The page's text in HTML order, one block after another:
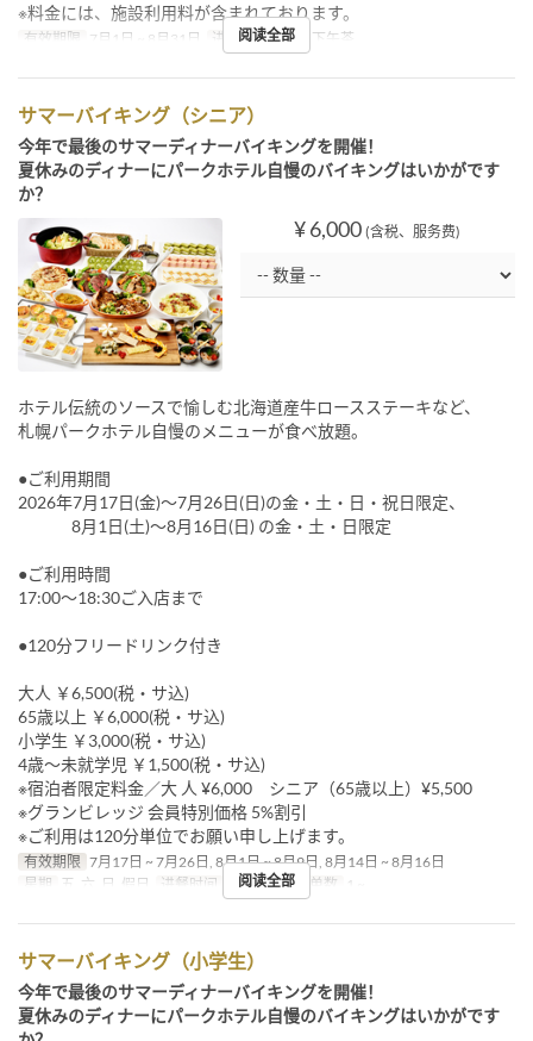
※料金には、施設利用料が含まれております。
有效期限 7月1日 ~ 8月31日 进餐时间 午餐, 下午茶
阅读全部
サマーバイキング（シニア）
今年で最後のサマーディナーバイキングを開催！
夏休みのディナーにパークホテル自慢のバイキングはいかがです
か？
¥ 6,000 (含税、服务费)
ホテル伝統のソースで愉しむ北海道産牛ロースステーキなど、
札幌パークホテル自慢のメニューが食べ放題。
●ご利用期間
2026年7月17日(金)～7月26日(日)の金・土・日・祝日限定、
8月1日(土)～8月16日(日) の金・土・日限定
●ご利用時間
17:00～18:30ご入店まで
●120分フリードリンク付き
大人 ￥6,500(税・サ込)
65歳以上 ￥6,000(税・サ込)
小学生 ￥3,000(税・サ込)
4歳～未就学児 ￥1,500(税・サ込)
※宿泊者限定料金／大 人 ¥6,000 シニア（65歳以上）¥5,500
※グランビレッジ 会員特別価格 5%割引
※ご利用は120分単位でお願い申し上げます。
有效期限 7月17日 ~ 7月26日, 8月1日 ~ 8月9日, 8月14日 ~ 8月16日
星期
五, 六, 日, 假日 进餐时间 晚餐 最大下单数 1 ~
阅读全部
サマーバイキング（小学生）
今年で最後のサマーディナーバイキングを開催！
夏休みのディナーにパークホテル自慢のバイキングはいかがです